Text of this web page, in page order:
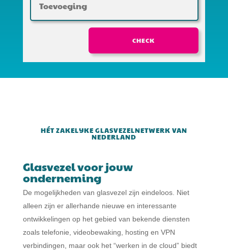
CHECK
HÉT ZAKELIJKE GLASVEZELNETWERK VAN
NEDERLAND
Glasvezel voor jouw
onderneming
De mogelijkheden van glasvezel zijn eindeloos. Niet
alleen zijn er allerhande nieuwe en interessante
ontwikkelingen op het gebied van bekende diensten
zoals telefonie, videobewaking, hosting en VPN
verbindingen, maar ook het “werken in de cloud” biedt